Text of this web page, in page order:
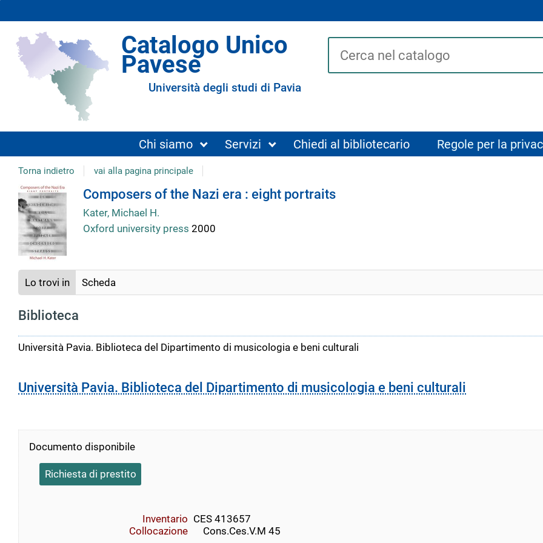
Catalogo Unico
Pavese
Università degli studi di Pavia
Cerca su "Catalogo"
Chi siamo Servizi Chiedi al bibliotecario Regole per la
Torna indietro vai alla pagina principale
Dettaglio
del
documento
Composers of the Nazi era : eight portraits
Kater, Michael H.
Oxford university press 2000
Lo trovi in Scheda
Biblioteca
Università Pavia. Biblioteca del Dipartimento di musicologia e beni culturali
Università Pavia. Biblioteca del Dipartimento di musicologia e beni culturali
Documento disponibile
Richiesta di prestito
Inventario CES 413657
Collocazione
    Cons.Ces.V.M 45